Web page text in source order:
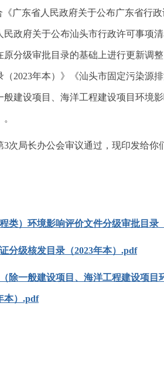
广东省人民政府关于公布广东省行政
民政府关于公布汕头市行政许可事项
原分级审批目录的基础上进行更新调
2023年本）》《汕头市固定污染源
般建设项目、海洋工程建设项目环境
3次局长办公会审议通过，现印发给
类）环境影响评价文件分级审批目录
分级核发目录（2023年本）.pdf
除一般建设项目、海洋工程建设项
本）.pdf